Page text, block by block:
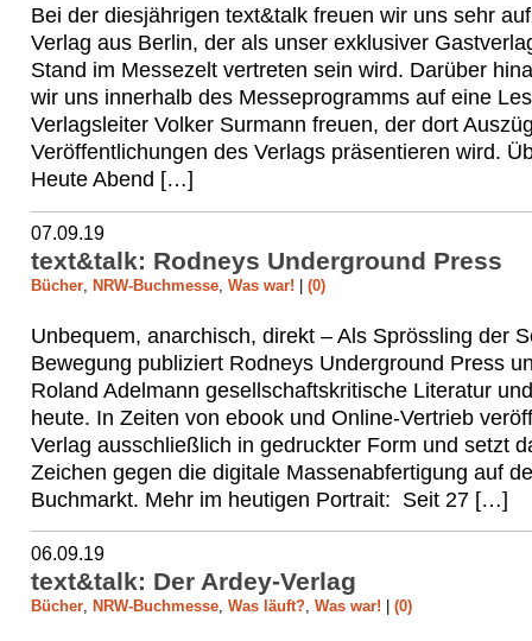
Bei der diesjährigen text&talk freuen wir uns sehr
Verlag aus Berlin, der als unser exklusiver
Stand im Messezelt vertreten sein wird. Darüber
wir uns innerhalb des Messeprogramms auf eine
Verlagsleiter Volker Surmann freuen, der dort
Veröffentlichungen des Verlags präsentieren wird.
Heute Abend […]
07.09.19
text&talk: Rodneys Underground Press
Bücher, NRW-Buchmesse, Was war! (0)
Unbequem, anarchisch, direkt – Als Sprössling der
Bewegung publiziert Rodneys Underground Press
Roland Adelmann gesellschaftskritische Literatur
heute. In Zeiten von ebook und Online-Vertrieb
Verlag ausschließlich in gedruckter Form und setzt
Zeichen gegen die digitale Massenabfertigung auf
Buchmarkt. Mehr im heutigen Portrait: Seit 27 […]
06.09.19
text&talk: Der Ardey-Verlag
Bücher, NRW-Buchmesse, Was läuft?, Was war! (0)